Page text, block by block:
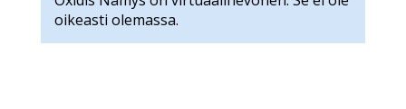
oikeasti olemassa.